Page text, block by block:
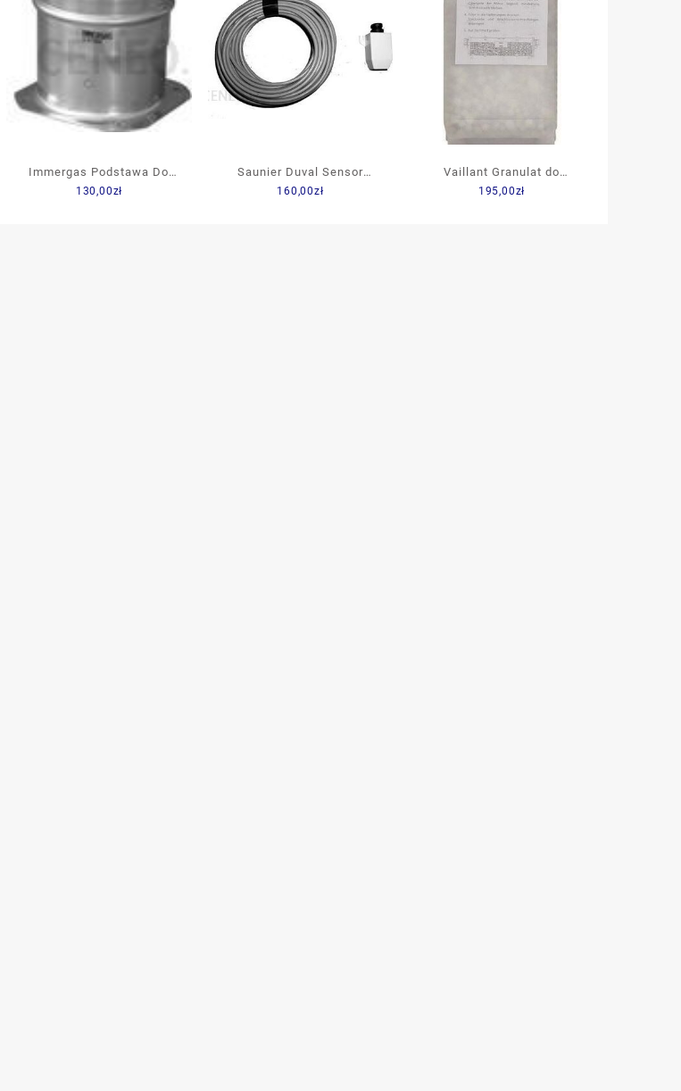
Immergas Podstawa Do
Zestawu O60/100 (
130,00zł
Saunier Duval Sensor
Thema Condens
160,00zł
Vaillant Granulat do
neutralizatora kondensatu
195,00zł